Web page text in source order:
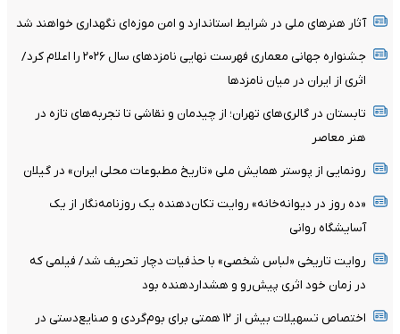
آثار هنرهای ملی در شرایط استاندارد و امن موزه‌ای نگهداری خواهند شد
جشنواره جهانی معماری فهرست نهایی نامزدهای سال ۲۰۲۶ را اعلام کرد/
اثری از ایران در میان نامزدها
تابستان در گالری‌های تهران؛ از چیدمان و نقاشی تا تجربه‌های تازه در
هنر معاصر
رونمایی از پوستر همایش ملی «تاریخ مطبوعات محلی ایران» در گیلان
«ده روز در دیوانه‌خانه» روایت تکان‌دهنده یک روزنامه‌نگار از یک
آسایشگاه روانی
روایت تاریخی «لباس شخصی» با حذفیات دچار تحریف شد/ فیلمی که
در زمان خود اثری پیش‌رو و هشداردهنده بود
اختصاص تسهیلات بیش از ۱۲ همتی برای بوم‌گردی و صنایع‌دستی در